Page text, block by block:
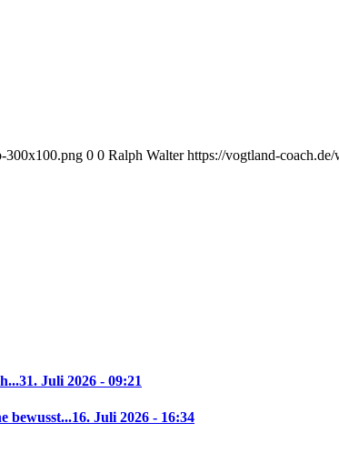
300x100.png 0 0 Ralph Walter https://vogtland-
31. Juli 2026 - 09:21
bewusst...16. Juli 2026 - 16:34